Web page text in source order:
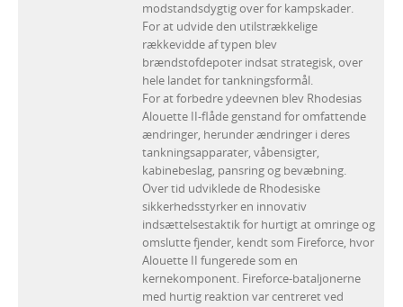
modstandsdygtig over for kampskader.
For at udvide den utilstrækkelige
rækkevidde af typen blev
brændstofdepoter indsat strategisk, over
hele landet for tankningsformål.
For at forbedre ydeevnen blev Rhodesias
Alouette II-flåde genstand for omfattende
ændringer, herunder ændringer i deres
tankningsapparater, våbensigter,
kabinebeslag, pansring og bevæbning.
Over tid udviklede de Rhodesiske
sikkerhedsstyrker en innovativ
indsættelsestaktik for hurtigt at omringe og
omslutte fjender, kendt som Fireforce, hvor
Alouette II fungerede som en
kernekomponent. Fireforce-bataljonerne
med hurtig reaktion var centreret ved